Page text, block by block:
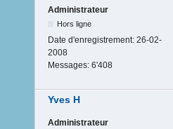
Administrateur
Hors ligne
Date d'enregistrement: 26-02-
2008
Messages: 6'408
Yves H
Administrateur